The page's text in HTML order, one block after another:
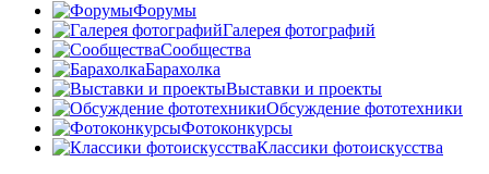
Форумы
Галерея фотографий
Сообщества
Барахолка
Выставки и проекты
Обсуждение фототехники
Фотоконкурсы
Классики фотоискусства